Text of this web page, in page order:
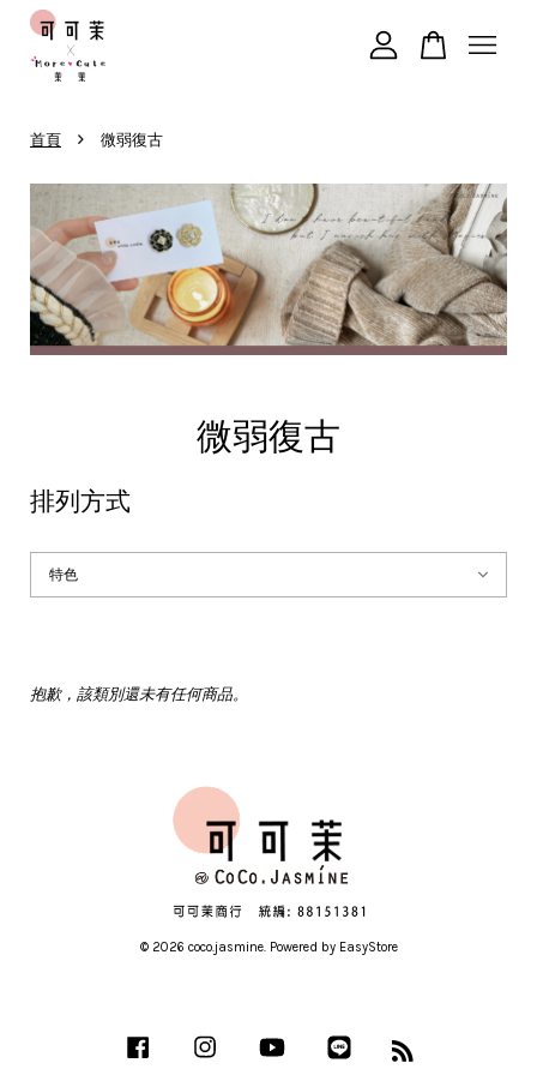
首頁 › 微弱復古
微弱復古
排列方式
抱歉，該類別還未有任何商品。
© 2026 coco.jasmine. Powered by EasyStore
Facebook Instagram YouTube
您的購物車目前還是空的。
繼續購物